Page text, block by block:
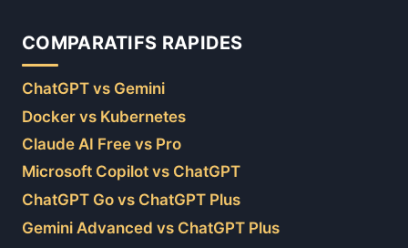
COMPARATIFS RAPIDES
ChatGPT vs Gemini
Docker vs Kubernetes
Claude AI Free vs Pro
Microsoft Copilot vs ChatGPT
ChatGPT Go vs ChatGPT Plus
Gemini Advanced vs ChatGPT Plus